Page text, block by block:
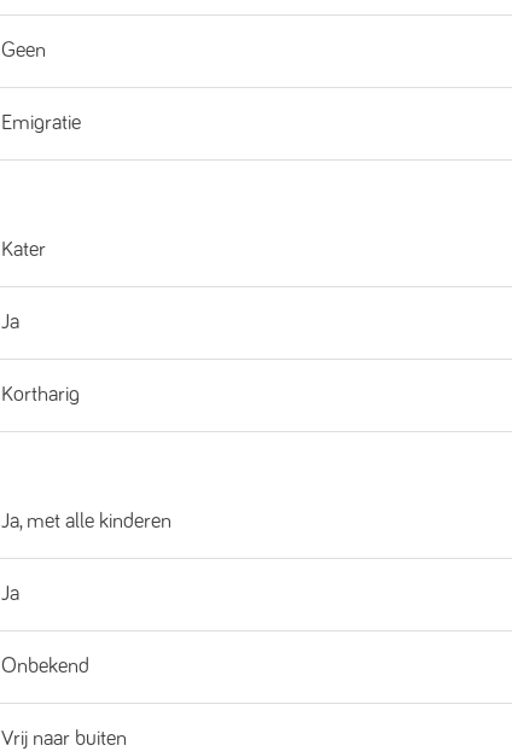
Geen
Emigratie
Kater
Ja
Kortharig
Ja, met alle kinderen
Ja
Onbekend
Vrij naar buiten